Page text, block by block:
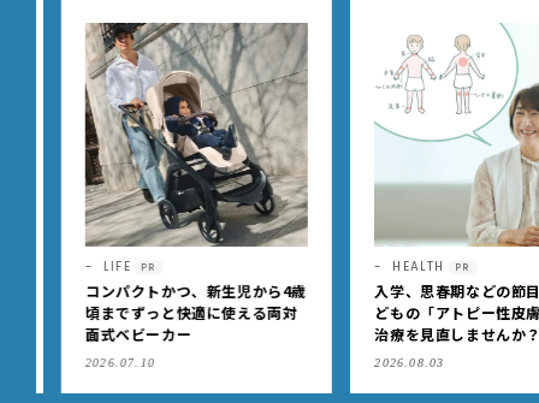
LIFE PR
コンパクトかつ、新生児から4歳
頃までずっと快適に使える両対
面式ベビーカー
2026.07.10
HEALTH PR
入学、思春期などの節目に
どもの「アトピー性皮膚炎
治療を見直しませんか？
2026.08.03